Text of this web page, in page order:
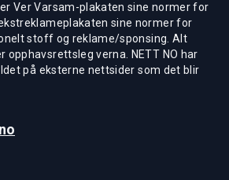
Ver Varsam-plakaten sine normer for
sine normer for
stoff og reklame/sponsing. Alt
opphavsrettsleg verna. NETT NO har
på eksterne nettsider som det blir